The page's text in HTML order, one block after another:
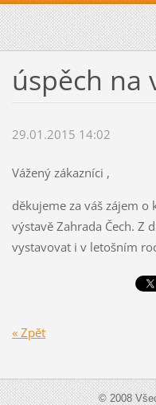
úspěch na
29.01.2015 14:02
Vážený zákazníci ,
děkujeme za váš zájem
výstavě Zahrada Čech. Z
vystavovat i v letošním
« Zpět
© 2008